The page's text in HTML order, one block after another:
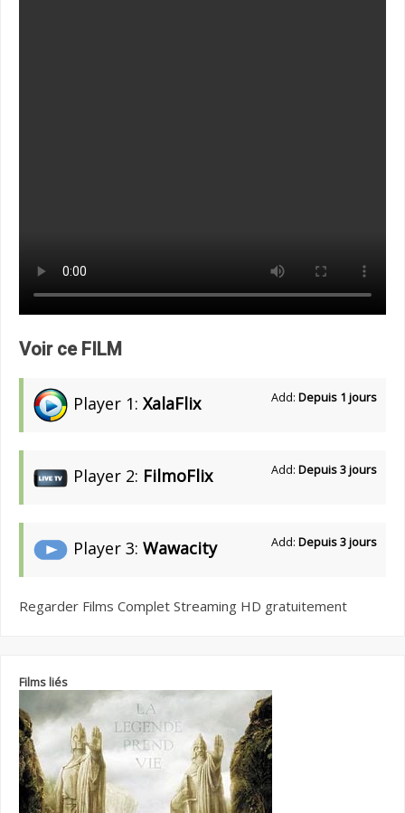
Voir ce FILM
Player 1: XalaFlix Add: Depuis 1 jours
Player 2: FilmoFlix Add: Depuis 3 jours
Player 3: Wawacity Add: Depuis 3 jours
Regarder Films Complet Streaming HD gratuitement
Films liés